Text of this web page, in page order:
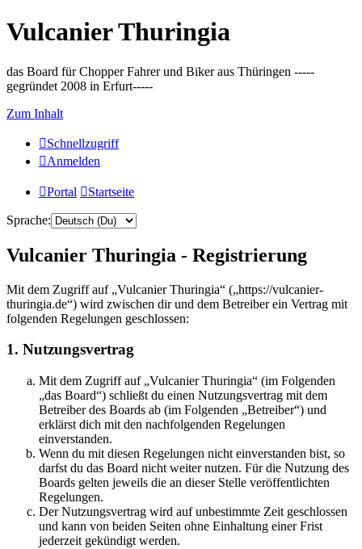
Vulcanier Thuringia
das Board für Chopper Fahrer und Biker aus Thüringen -----
gegründet 2008 in Erfurt-----
Zum Inhalt
Schnellzugriff
Anmelden
Portal Startseite
Sprache:
Vulcanier Thuringia - Registrierung
Mit dem Zugriff auf „Vulcanier Thuringia“ („https://vulcanier-
thuringia.de“) wird zwischen dir und dem Betreiber ein Vertrag mit
folgenden Regelungen geschlossen:
1. Nutzungsvertrag
Mit dem Zugriff auf „Vulcanier Thuringia“ (im Folgenden
„das Board“) schließt du einen Nutzungsvertrag mit dem
Betreiber des Boards ab (im Folgenden „Betreiber“) und
erklärst dich mit den nachfolgenden Regelungen
einverstanden.
Wenn du mit diesen Regelungen nicht einverstanden bist, so
darfst du das Board nicht weiter nutzen. Für die Nutzung des
Boards gelten jeweils die an dieser Stelle veröffentlichten
Regelungen.
Der Nutzungsvertrag wird auf unbestimmte Zeit geschlossen
und kann von beiden Seiten ohne Einhaltung einer Frist
jederzeit gekündigt werden.